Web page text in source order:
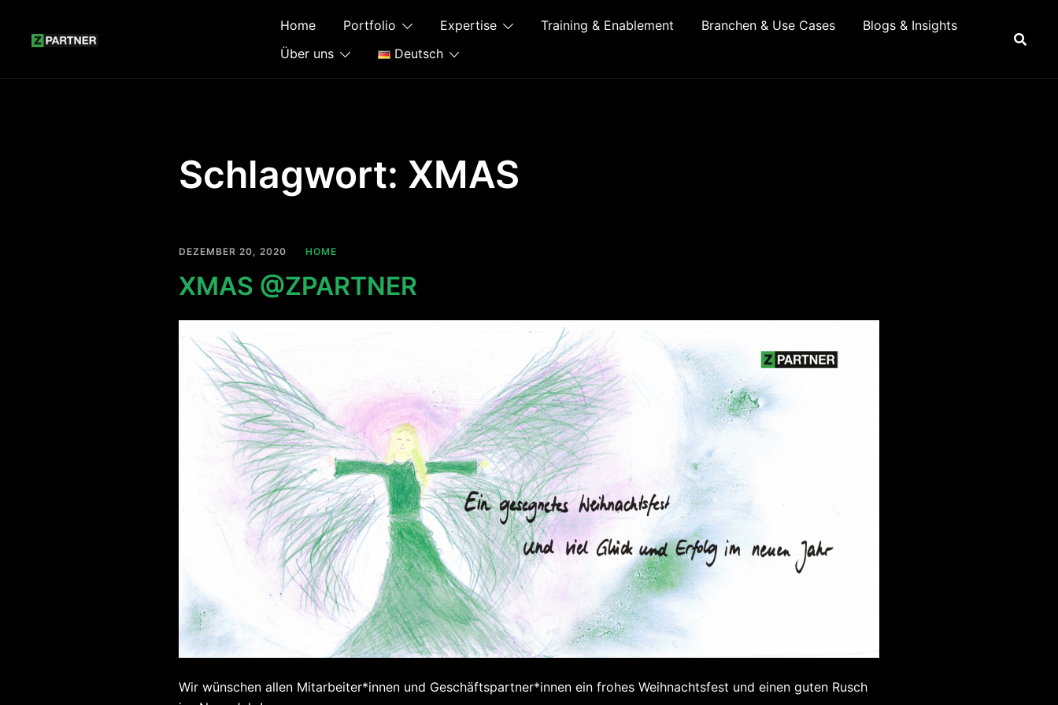
springen
Home Portfolio Expertise Training & Enablement Branchen & Use Cases
Blogs & Insights
Über uns
Deutsch
Schlagwort: XMAS
DEZEMBER 20, 2020 HOME
XMAS @ZPARTNER
Wir wünschen allen Mitarbeiter*innen und Geschäftspartner*innen ein frohes Weihnachtsfest und einen guten Rusch